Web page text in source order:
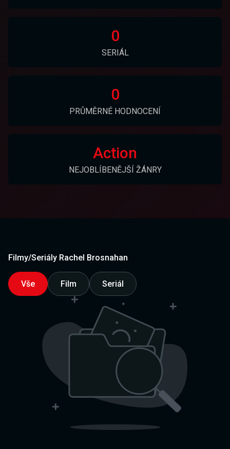
0
SERIÁL
0
PRŮMĚRNÉ HODNOCENÍ
Action
NEJOBLÍBENĚJŠÍ ŽÁNRY
Filmy/Seriály Rachel Brosnahan
Vše Film Seriál